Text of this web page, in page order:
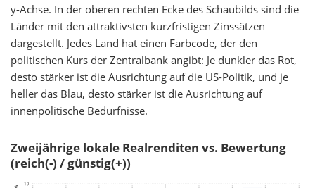
y-Achse. In der oberen rechten Ecke des Schaubilds sind die
Länder mit den attraktivsten kurzfristigen Zinssätzen
dargestellt. Jedes Land hat einen Farbcode, der den
politischen Kurs der Zentralbank angibt: Je dunkler das Rot,
desto stärker ist die Ausrichtung auf die US-Politik, und je
heller das Blau, desto stärker ist die Ausrichtung auf
innenpolitische Bedürfnisse.
Zweijährige lokale Realrenditen vs. Bewertung
(reich(-) / günstig(+))